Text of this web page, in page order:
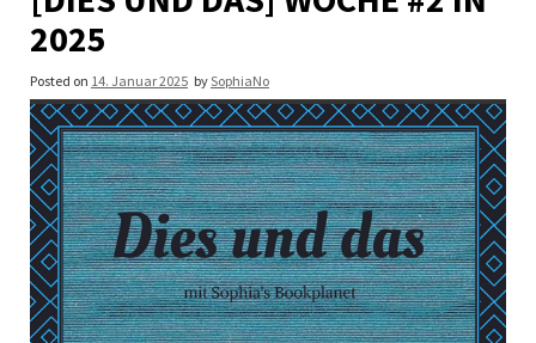
2025
Posted on 14. Januar 2025 bySophiaNo